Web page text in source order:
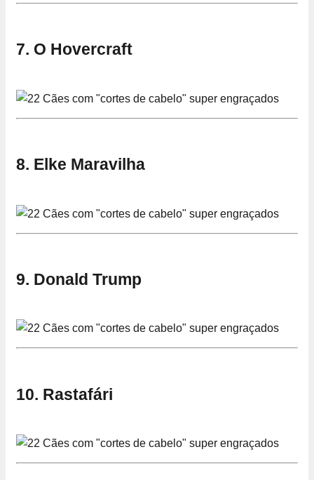
7. O Hovercraft
8. Elke Maravilha
9. Donald Trump
10. Rastafári